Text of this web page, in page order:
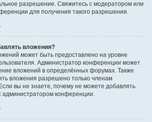
разрешение. Свяжитесь с модератором или
для получения такого разрешения.
вложения?
может быть предоставлено на уровне
Администратор конференции может
вложений в определённых форумах. Также
вложения разрешено только членам
вы не знаете, почему не можете добавлять
администратором конференции.